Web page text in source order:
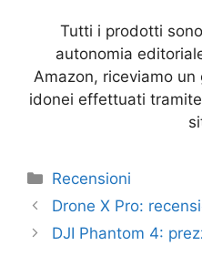
Tutti i prodotti
autonomia
Amazon, riceviamo
idonei effettuati
Categorie
Recensioni
Drone X Pro:
DJI Phantom 4: